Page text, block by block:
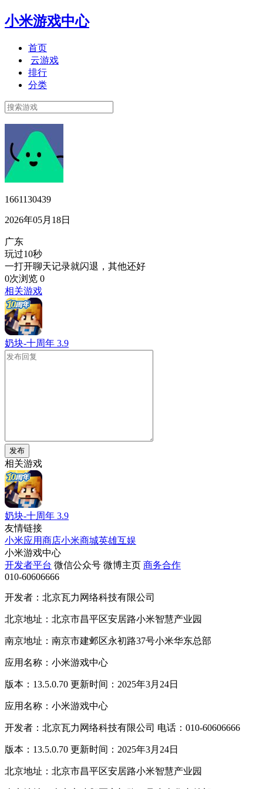
小米游戏中心
首页
云游戏
排行
分类
1661130439
2026年05月18日
广东
玩过10秒
一打开聊天记录就闪退，其他还好
0次浏览 0
相关游戏
奶块-十周年 3.9
发布
相关游戏
奶块-十周年 3.9
友情链接
小米应用商店小米商城英雄互娱
小米游戏中心
开发者平台 微信公众号 微博主页 商务合作
010-60606666
开发者：北京瓦力网络科技有限公司
北京地址：北京市昌平区安居路小米智慧产业园
南京地址：南京市建邺区永初路37号小米华东总部
应用名称：小米游戏中心
版本：13.5.0.70 更新时间：2025年3月24日
应用名称：小米游戏中心
开发者：北京瓦力网络科技有限公司 电话：010-60606666
版本：13.5.0.70 更新时间：2025年3月24日
北京地址：北京市昌平区安居路小米智慧产业园